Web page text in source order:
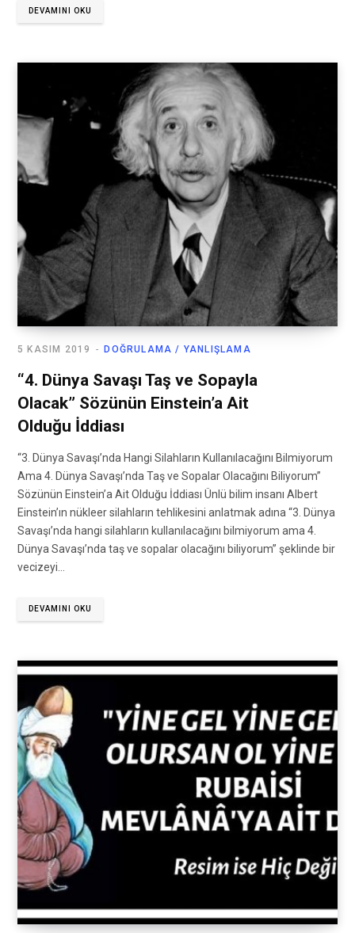
DEVAMINI OKU
DOĞRULAMA / YANLIŞLAMA
5 KASIM 2019
“4. Dünya Savaşı Taş ve Sopayla
Olacak” Sözünün Einstein’a Ait
Olduğu İddiası
“3. Dünya Savaşı’nda Hangi Silahların Kullanılacağını Bilmiyorum
Ama 4. Dünya Savaşı’nda Taş ve Sopalar Olacağını Biliyorum”
Sözünün Einstein’a Ait Olduğu İddiası Ünlü bilim insanı Albert
Einstein’ın nükleer silahların tehlikesini anlatmak adına “3. Dünya
Savaşı’nda hangi silahların kullanılacağını bilmiyorum ama 4.
Dünya Savaşı’nda taş ve sopalar olacağını biliyorum” şeklinde bir
vecizeyi…
DEVAMINI OKU